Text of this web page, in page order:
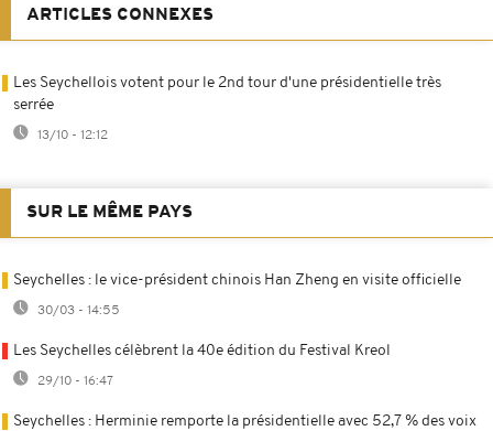
ARTICLES CONNEXES
Les Seychellois votent pour le 2nd tour d'une présidentielle très
serrée
13/10 - 12:12
SUR LE MÊME PAYS
Seychelles : le vice-président chinois Han Zheng en visite officielle
30/03 - 14:55
Les Seychelles célèbrent la 40e édition du Festival Kreol
29/10 - 16:47
Seychelles : Herminie remporte la présidentielle avec 52,7 % des voix